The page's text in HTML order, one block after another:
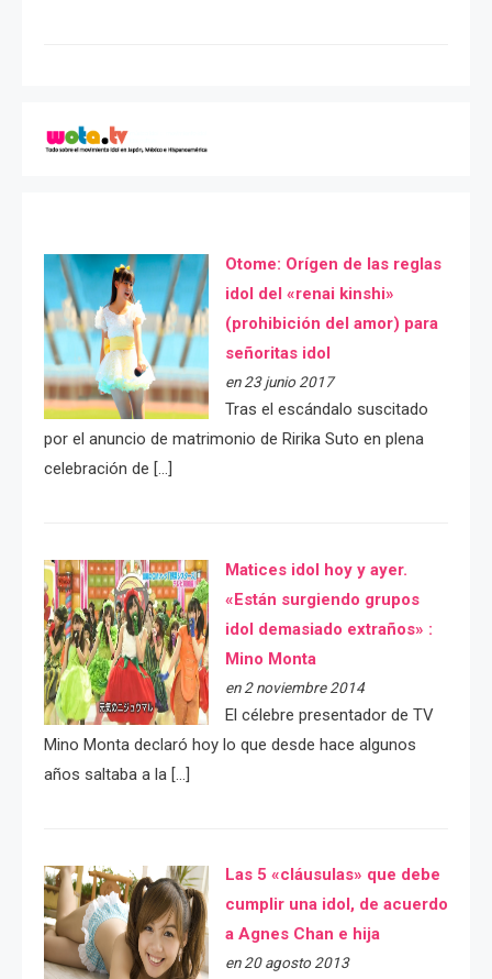
Otome: Orígen de las reglas
idol del «renai kinshi»
(prohibición del amor) para
señoritas idol
en 23 junio 2017
Tras el escándalo suscitado
por el anuncio de matrimonio de Ririka Suto en plena
celebración de […]
Matices idol hoy y ayer.
«Están surgiendo grupos
idol demasiado extraños» :
Mino Monta
en 2 noviembre 2014
El célebre presentador de TV
Mino Monta declaró hoy lo que desde hace algunos
años saltaba a la […]
Las 5 «cláusulas» que debe
cumplir una idol, de acuerdo
a Agnes Chan e hija
en 20 agosto 2013